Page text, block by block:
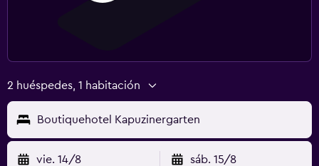
2 huéspedes, 1 habitación
Boutiquehotel Kapuzinergarten
vie. 14/8 sáb. 15/8